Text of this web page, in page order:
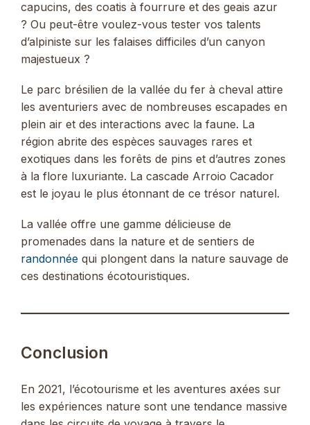
capucins, des coatis à fourrure et des geais azur
? Ou peut-être voulez-vous tester vos talents
d’alpiniste sur les falaises difficiles d’un canyon
majestueux ?
Le parc brésilien de la vallée du fer à cheval attire
les aventuriers avec de nombreuses escapades en
plein air et des interactions avec la faune. La
région abrite des espèces sauvages rares et
exotiques dans les forêts de pins et d’autres zones
à la flore luxuriante. La cascade Arroio Cacador
est le joyau le plus étonnant de ce trésor naturel.
La vallée offre une gamme délicieuse de
promenades dans la nature et de sentiers de
randonnée qui plongent dans la nature sauvage de
ces destinations écotouristiques.
Conclusion
En 2021, l’écotourisme et les aventures axées sur
les expériences nature sont une tendance massive